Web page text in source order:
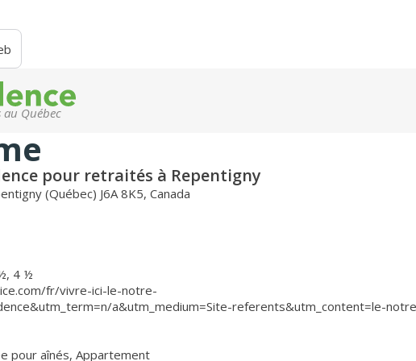
Québec
pour retraités à Repentigny
(Québec) J6A 8K5, Canada
4 ½
fr/vivre-ici-le-notre-
a&utm_medium=Site-referents&utm_content=le-
pour aînés, Appartement